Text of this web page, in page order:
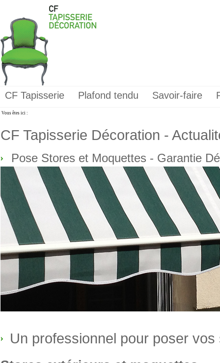
CF Tapisserie Plafond tendu Savoir-faire
Vous êtes ici :
CF Tapisserie Décoration -
Pose Stores et Moquettes - Garantie
Un professionnel pour poser